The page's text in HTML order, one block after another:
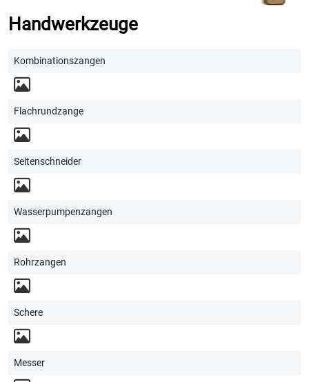
Handwerkzeuge
Kombinationszangen
Flachrundzange
Seitenschneider
Wasserpumpenzangen
Rohrzangen
Schere
Messer